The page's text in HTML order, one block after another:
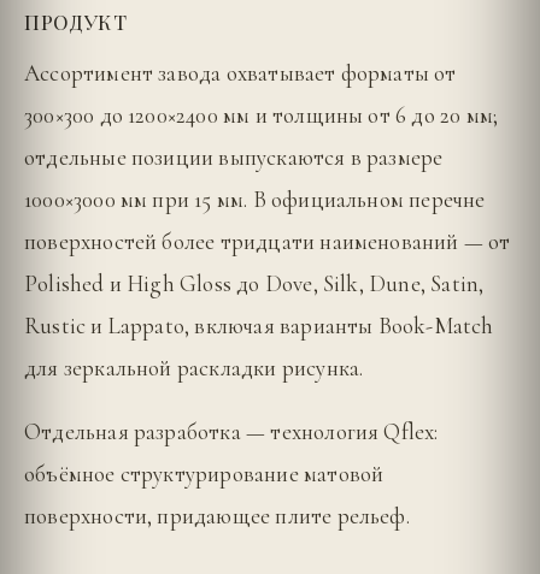
ПРОДУКТ
Ассортимент завода охватывает форматы от
300×300 до 1200×2400 мм и толщины от 6 до 20 мм;
отдельные позиции выпускаются в размере
1000×3000 мм при 15 мм. В официальном перечне
поверхностей более тридцати наименований — от
Polished и High Gloss до Dove, Silk, Dune, Satin,
Rustic и Lappato, включая варианты Book-Match
для зеркальной раскладки рисунка.
Отдельная разработка — технология Qflex:
объёмное структурирование матовой
поверхности, придающее плите рельеф.